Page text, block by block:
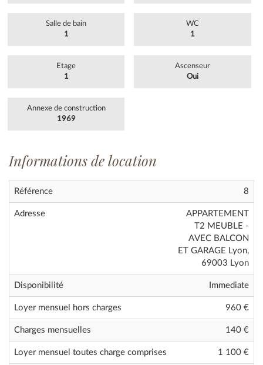
Salle de bain
1
WC
1
Etage
1
Ascenseur
Oui
Annexe de construction
1969
Informations de location
Référence 8
Adresse
APPARTEMENT
T2 MEUBLE -
AVEC BALCON
ET GARAGE Lyon,
69003 Lyon
Disponibilité Immediate
Loyer mensuel hors charges 960 €
Charges mensuelles 140 €
Loyer mensuel toutes charge comprises 1 100 €